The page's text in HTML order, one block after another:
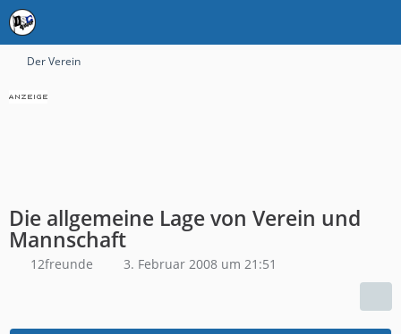
Der Verein
Die allgemeine Lage von Verein und
Mannschaft
12freunde 3. Februar 2008 um 21:51